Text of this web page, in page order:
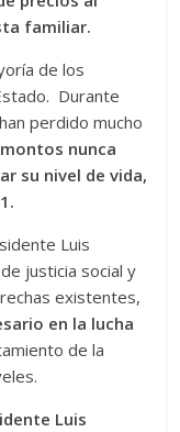
familiar.
de los
Durante
perdido mucho
nunca
su nivel de vida,
Luis
justicia social y
existentes,
en la lucha
de la
Luis